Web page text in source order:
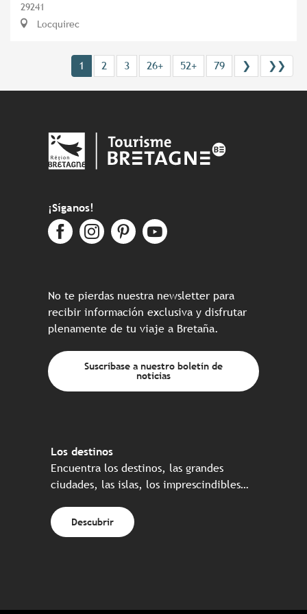
29241
Locquirec
1 2 3 26+ 52+ 79 ❯ ❯❯
¡Síganos!
No te pierdas nuestra newsletter para
recibir información exclusiva y disfrutar
plenamente de tu viaje a Bretaña.
Suscríbase a nuestro boletín de
noticias
Los destinos
Encuentra los destinos, las grandes
ciudades, las islas, los imprescindibles…
Descubrir